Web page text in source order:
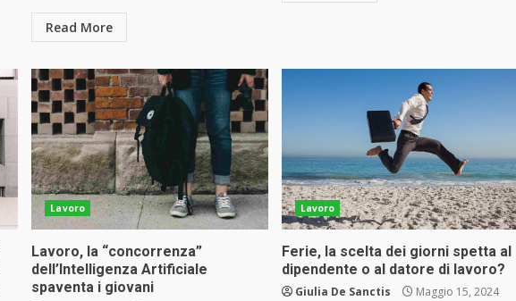
Read More
Lavoro
Lavoro, la “concorrenza”
dell’Intelligenza Artificiale
spaventa i giovani
Lavoro
Ferie, la scelta dei giorni spetta al
dipendente o al datore di lavoro?
Giulia De Sanctis Maggio 15, 2024